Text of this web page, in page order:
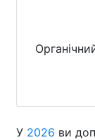
У 2026 ви